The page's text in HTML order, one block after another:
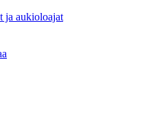
ja aukioloajat